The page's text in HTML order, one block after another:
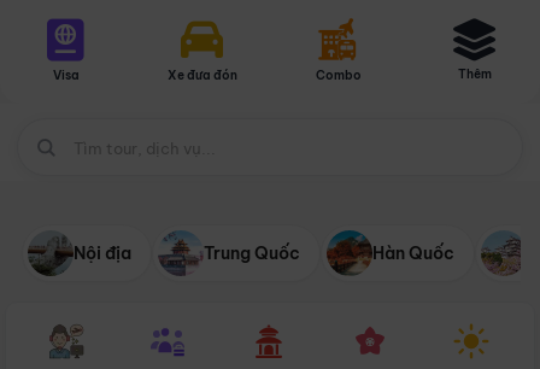
Visa Xe đưa đón Combo Thêm
Nội địa Trung Quốc Hàn Quốc